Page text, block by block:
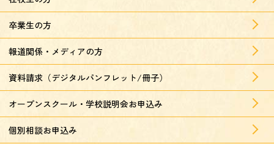
卒業生の方
報道関係・メディアの方
資料請求（デジタルパンフレット/冊子）
オープンスクール・学校説明会お申込み
個別相談お申込み